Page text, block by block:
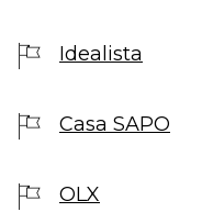
Idealista
Casa SAPO
OLX